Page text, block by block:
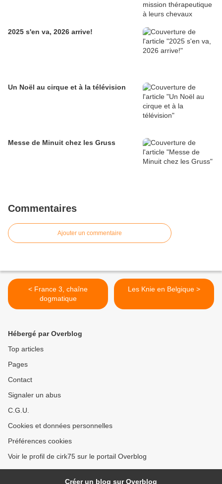
2025 s'en va, 2026 arrive!
Un Noël au cirque et à la télévision
Messe de Minuit chez les Gruss
Commentaires
Ajouter un commentaire
< France 3, chaîne
dogmatique
Les Knie en Belgique >
Hébergé par Overblog
Top articles
Pages
Contact
Signaler un abus
C.G.U.
Cookies et données personnelles
Préférences cookies
Voir le profil de cirk75 sur le portail Overblog
Créer un blog sur Overblog